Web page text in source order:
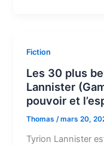
Fiction
Les 30 plus
Lannister
pouvoir et
Thomas/mars 20,
Tyrion Lannister